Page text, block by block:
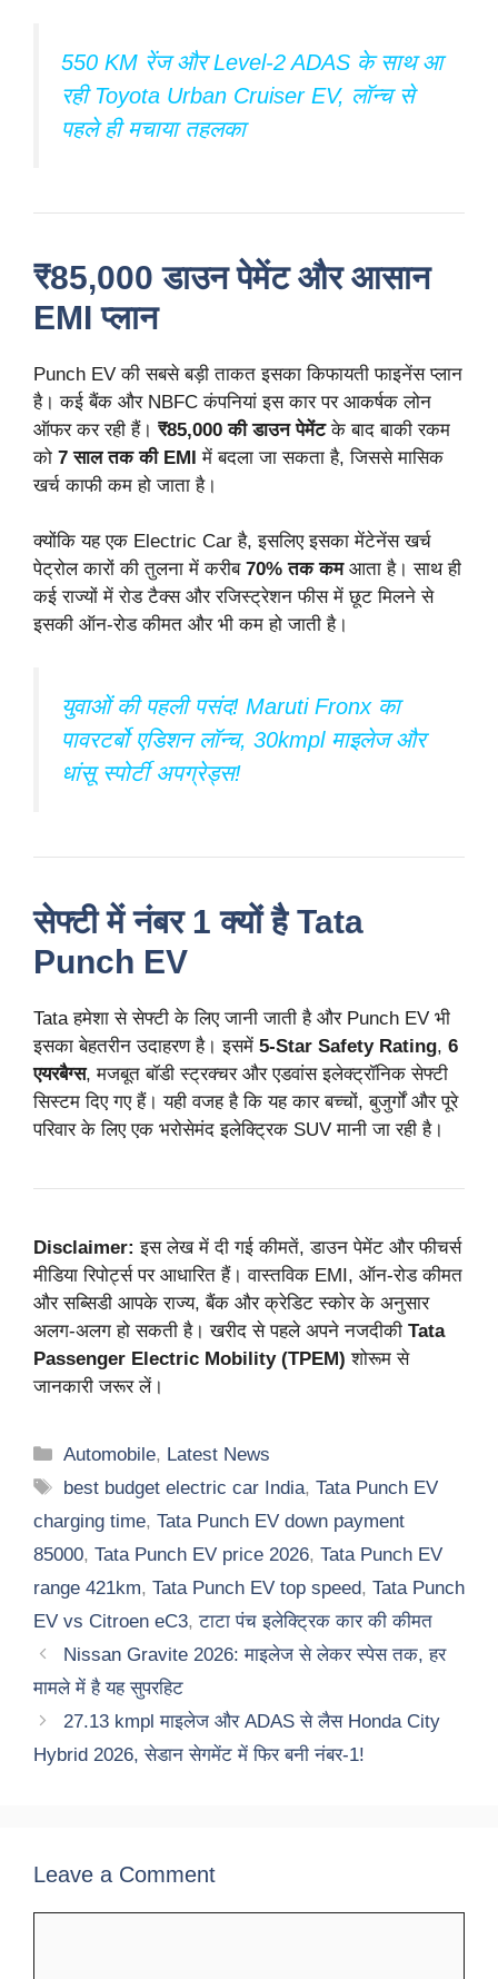
550 KM रेंज और Level-2 ADAS के साथ आ
रही Toyota Urban Cruiser EV, लॉन्च से
पहले ही मचाया तहलका
₹85,000 डाउन पेमेंट और आसान
EMI प्लान
Punch EV की सबसे बड़ी ताकत इसका किफायती फाइनेंस प्लान
है। कई बैंक और NBFC कंपनियां इस कार पर आकर्षक लोन
ऑफर कर रही हैं। ₹85,000 की डाउन पेमेंटके बाद बाकी रकम
को 7 साल तक की EMI में बदला जा सकता है, जिससे मासिक
खर्च काफी कम हो जाता है।
क्योंकि यह एक Electric Car है, इसलिए इसका मेंटेनेंस खर्च
पेट्रोल कारों की तुलना में करीब 70% तक कमआता है। साथ ही
कई राज्यों में रोड टैक्स और रजिस्ट्रेशन फीस में छूट मिलने से
इसकी ऑन-रोड कीमत और भी कम हो जाती है।
युवाओं की पहली पसंद! Maruti Fronx का
पावरटर्बो एडिशन लॉन्च, 30kmpl माइलेज और
धांसू स्पोर्टी अपग्रेड्स!
सेफ्टी में नंबर 1 क्यों है Tata
Punch EV
Tata हमेशा से सेफ्टी के लिए जानी जाती है और Punch EV भी
इसका बेहतरीन उदाहरण है। इसमें 5-Star Safety Rating, 6
एयरबैग्स, मजबूत बॉडी स्ट्रक्चर और एडवांस इलेक्ट्रॉनिक सेफ्टी
सिस्टम दिए गए हैं। यही वजह है कि यह कार बच्चों, बुजुर्गों और पूरे
परिवार के लिए एक भरोसेमंद इलेक्ट्रिक SUV मानी जा रही है।
Disclaimer:इस लेख में दी गई कीमतें, डाउन पेमेंट और फीचर्स
मीडिया रिपोर्ट्स पर आधारित हैं। वास्तविक EMI, ऑन-रोड कीमत
और सब्सिडी आपके राज्य, बैंक और क्रेडिट स्कोर के अनुसार
अलग-अलग हो सकती है। खरीद से पहले अपने नजदीकी Tata
Passenger Electric Mobility (TPEM) शोरूम से
जानकारी जरूर लें।
Categories
Automobile, Latest News
Tags
best budget electric car India,Tata Punch EV
charging time, Tata Punch EV down payment
85000, Tata Punch EV price 2026, Tata Punch EV
range 421km, Tata Punch EV top speed, Tata Punch
EV vs Citroen eC3,टाटा पंच इलेक्ट्रिक कार की कीमत
Nissan Gravite 2026: माइलेज से लेकर स्पेस तक, हर
मामले में है यह सुपरहिट
27.13 kmpl माइलेज और ADAS से लैस Honda City
Hybrid 2026, सेडान सेगमेंट में फिर बनी नंबर-1!
Leave a Comment